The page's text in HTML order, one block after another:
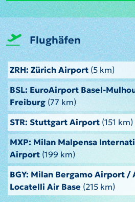
Flughäfen
ZRH: Zürich Airport (5 km)
BSL: EuroAirport Basel-
Freiburg(77 km)
STR: Stuttgart Airport (151 km)
MXP: Milan Malpensa
Airport(199 km)
BGY: Milan Bergamo Airport /
Locatelli Air Base (215 km)